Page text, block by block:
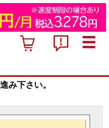
み下さい。